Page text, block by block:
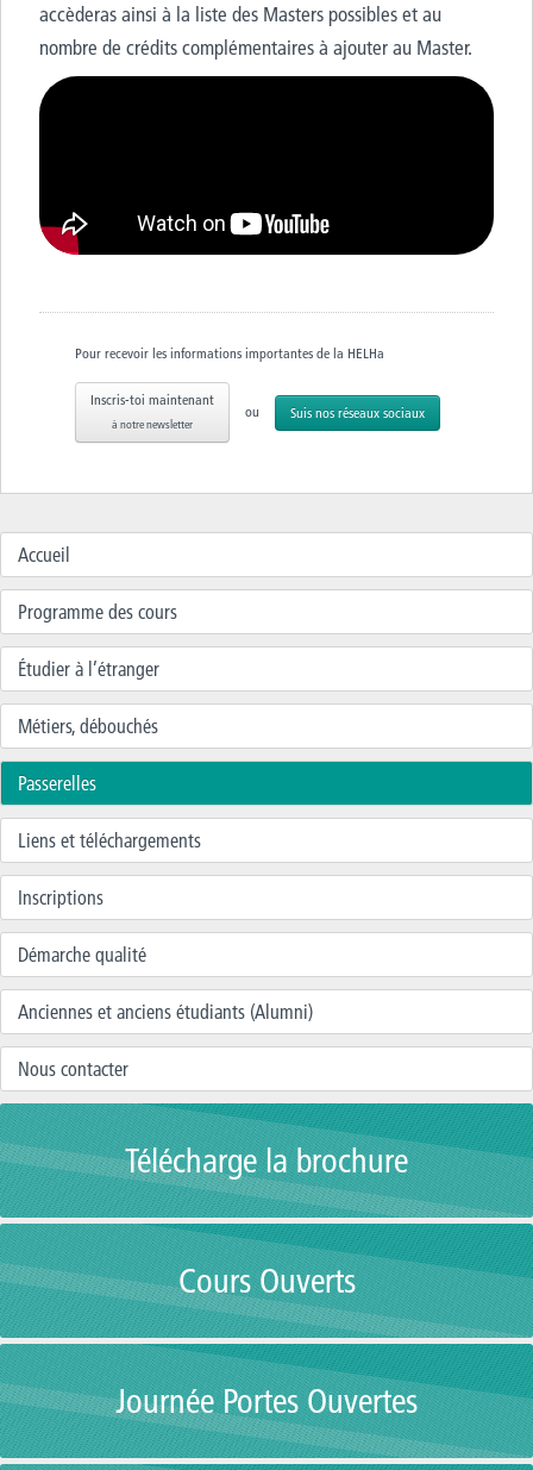
accèderas ainsi à la liste des Masters possibles et au
nombre de crédits complémentaires à ajouter au Master.
Pour recevoir les informations importantes de la HELHa
Inscris-toi maintenant
à notre newsletter
ou Suis nos réseaux sociaux
Accueil
Programme des cours
Étudier à l’étranger
Métiers, débouchés
Passerelles
Liens et téléchargements
Inscriptions
Démarche qualité
Anciennes et anciens étudiants (Alumni)
Nous contacter
Télécharge la brochure
Cours Ouverts
Journée Portes Ouvertes